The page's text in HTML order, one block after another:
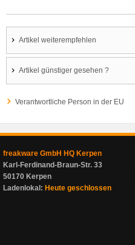
Artikel weiterempfehlen
Artikel günstiger gesehen ?
Verantwortliche Person in der EU
freakware GmbH HQ Kerpen
Karl-Ferdinand-Braun-Str. 33
50170 Kerpen
Ladenlokal: Heute geschlossen